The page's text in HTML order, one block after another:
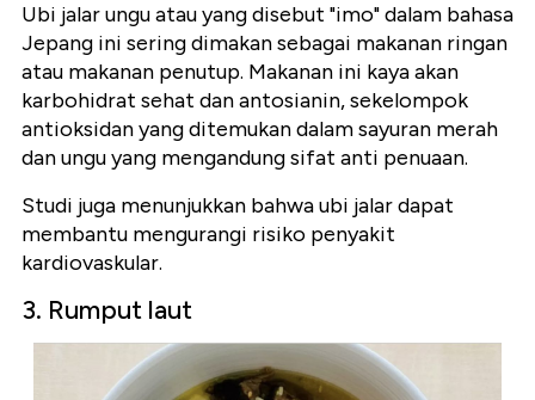
Ubi jalar ungu atau yang disebut "imo" dalam bahasa
Jepang ini sering dimakan sebagai makanan ringan
atau makanan penutup. Makanan ini kaya akan
karbohidrat sehat dan antosianin, sekelompok
antioksidan yang ditemukan dalam sayuran merah
dan ungu yang mengandung sifat anti penuaan.
Studi juga menunjukkan bahwa ubi jalar dapat
membantu mengurangi risiko penyakit
kardiovaskular.
3. Rumput laut